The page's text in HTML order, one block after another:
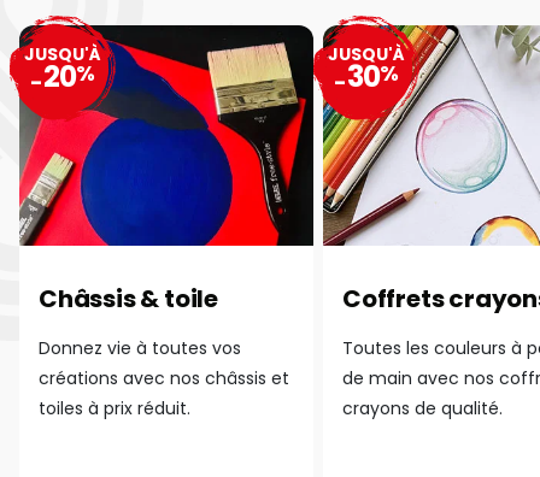
Châssis & toile
Donnez vie à toutes vos
créations avec nos châssis et
toiles à prix réduit.
JUSQU'À
-20%
Coffrets
Toutes les couleurs à
de main avec nos
crayons de qualité.
JUSQU'À
-30%